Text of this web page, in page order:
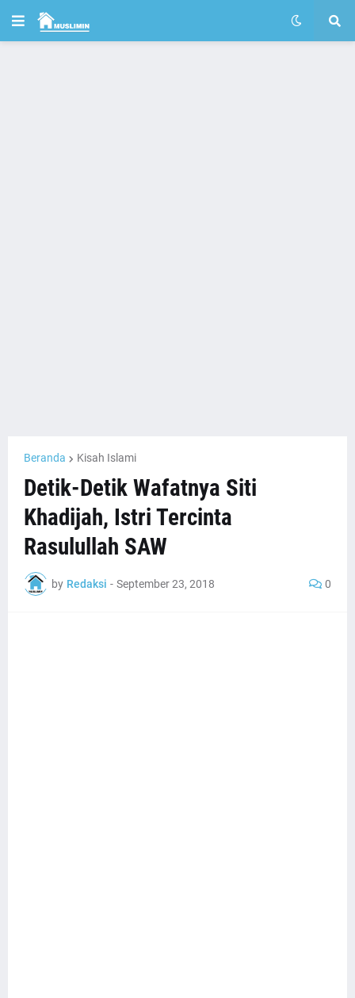
Beranda Kisah Islami
Detik-Detik Wafatnya Siti
Khadijah, Istri Tercinta
Rasulullah SAW
by Redaksi - September 23, 2018 0